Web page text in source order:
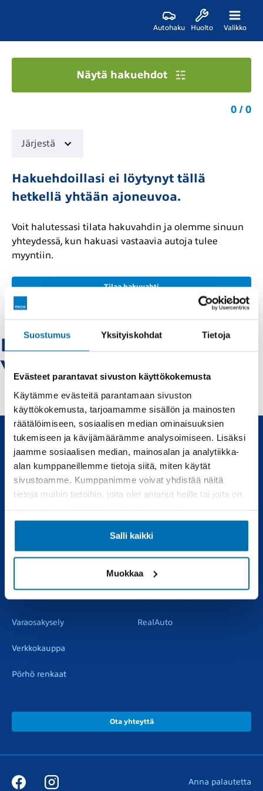
Suostumus Yksityiskohdat Tietoja
Evästeet parantavat sivuston käyttökokemusta
Käytämme evästeitä parantamaan sivuston
käyttökokemusta, tarjoamamme sisällön ja mainosten
räätälöimiseen, sosiaalisen median ominaisuuksien
tukemiseen ja kävijämäärämme analysoimiseen. Lisäksi
jaamme sosiaalisen median, mainosalan ja analytiikka-
alan kumppaneillemme tietoja siitä, miten käytät
sivustoamme. Kumppanimme voivat yhdistää näitä
tietoja muihin tietoihin, joita olet antanut heille tai joita on
Salli kaikki
Muokkaa
Autohaku Huolto Valikko
Ford-kuusamo -
Vaihtoautot
Näytä hakuehdot
0 / 0
Järjestä
Hakuehdoillasi ei löytynyt tällä
hetkellä yhtään ajoneuvoa.
Voit halutessasi tilata hakuvahdin ja olemme sinuun
yhteydessä, kun hakuasi vastaavia autoja tulee
myyntiin.
Tilaa hakuvahti
Uudet ja käytetyt autot, sekä huollot joka tarpeeseen.
Automyynti Huolto
Vauriokorjaus
Varaosakysely
Verkkokauppa
Pörhö renkaat
RealAuto
Ota yhteyttä
Anna palautetta